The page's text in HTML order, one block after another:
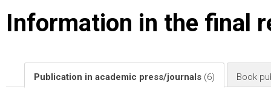
Information in the final
Publication in academic press/journals (6) Book